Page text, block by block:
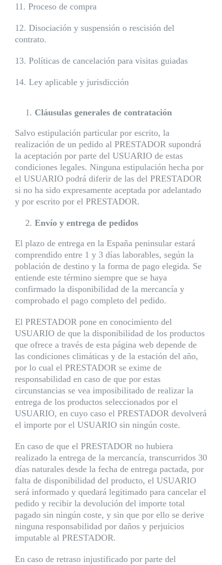
11. Proceso de compra
12. Disociación y suspensión o rescisión del
contrato.
13. Políticas de cancelación para visitas guiadas
14. Ley aplicable y jurisdicción
Cláusulas generales de contratación
Salvo estipulación particular por escrito, la
realización de un pedido al PRESTADOR supondrá
la aceptación por parte del USUARIO de estas
condiciones legales. Ninguna estipulación hecha por
el USUARIO podrá diferir de las del PRESTADOR
si no ha sido expresamente aceptada por adelantado
y por escrito por el PRESTADOR.
Envío y entrega de pedidos
El plazo de entrega en la España peninsular estará
comprendido entre 1 y 3 días laborables, según la
población de destino y la forma de pago elegida. Se
entiende este término siempre que se haya
confirmado la disponibilidad de la mercancía y
comprobado el pago completo del pedido.
El PRESTADOR pone en conocimiento del
USUARIO de que la disponibilidad de los productos
que ofrece a través de esta página web depende de
las condiciones climáticas y de la estación del año,
por lo cual el PRESTADOR se exime de
responsabilidad en caso de que por estas
circunstancias se vea imposibilitado de realizar la
entrega de los productos seleccionados por el
USUARIO, en cuyo caso el PRESTADOR devolverá
el importe por el USUARIO sin ningún coste.
En caso de que el PRESTADOR no hubiera
realizado la entrega de la mercancía, transcurridos 30
días naturales desde la fecha de entrega pactada, por
falta de disponibilidad del producto, el USUARIO
será informado y quedará legitimado para cancelar el
pedido y recibir la devolución del importe total
pagado sin ningún coste, y sin que por ello se derive
ninguna responsabilidad por daños y perjuicios
imputable al PRESTADOR.
En caso de retraso injustificado por parte del